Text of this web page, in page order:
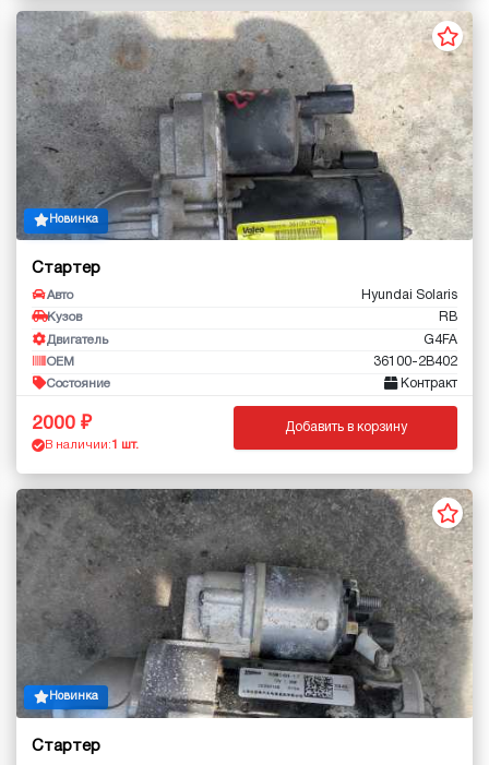
Новинка
Стартер
Авто Hyundai Solaris
Кузов RB
Двигатель G4FA
OEM 36100-2B402
Состояние Контракт
2000
В наличии: 1 шт.
Добавить в корзину
Новинка
Стартер